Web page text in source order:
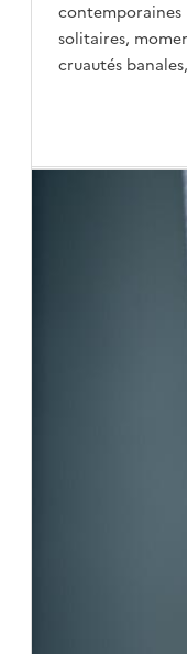
contemporaines
solitaires,
cruautés
artificielle, qui
musique
disent qu’il y a
textes sont tour
chantés, portés
Marie
leur univers
intensité,
traversée
ZOOM 2025 du
SACEM, le duo
Maison de la
Voltaire et au
bénéficié du
Bourse de